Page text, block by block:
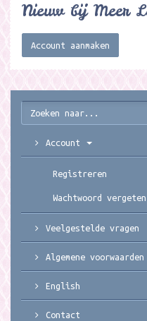
Nieuw bij Meer
Account aanmaken
Account
Registreren
Wachtwoord vergeten
Veelgestelde vragen
Algemene voorwaarden
English
Contact